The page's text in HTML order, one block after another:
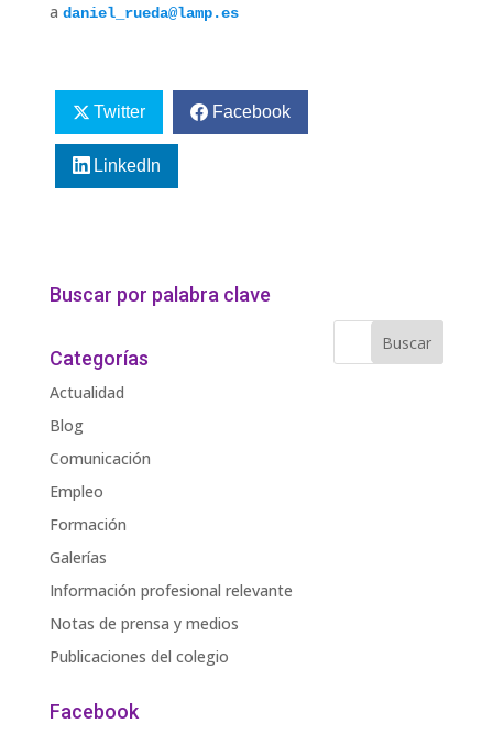
a daniel_rueda@lamp.es
Twitter Facebook
LinkedIn
Buscar por palabra clave
Categorías
Actualidad
Blog
Comunicación
Empleo
Formación
Galerías
Información profesional relevante
Notas de prensa y medios
Publicaciones del colegio
Facebook